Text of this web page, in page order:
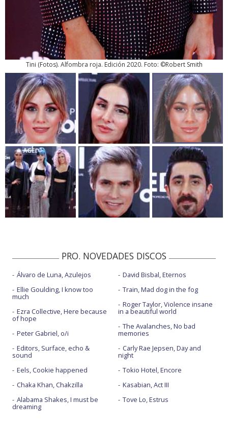
Tini (Fotos). Alfombra roja. Edición 2020. Foto: ©Robert Smith
PRO. NOVEDADES DISCOS
Álvaro de Luna, Azulejos
Ellie Goulding, I know too
much
Ezra Collective, Here because
of hope
Peter Gabriel, o/i
Editors, Surface, echo &
sound
Eels, Cookie happened
Chaka Khan, Chakzilla
Alabama Shakes, I must be
dreaming
David Bisbal, Eternos
Train, Mad dog in the fog
Roger Taylor, Violence insane
in a beautiful world
The Avalanches, No bad
memories
Carly Rae Jepsen, Day and
night
Tokio Hotel, Encore
Kasabian, Act III
Tove Lo, Estrus